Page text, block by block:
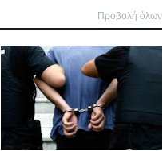
Προβολή όλων